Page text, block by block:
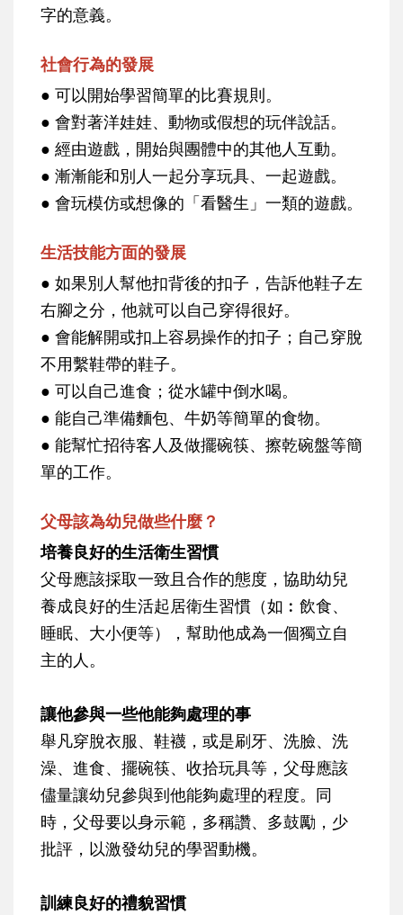
字的意義。
社會行為的發展
● 可以開始學習簡單的比賽規則。
● 會對著洋娃娃、動物或假想的玩伴說話。
● 經由遊戲，開始與團體中的其他人互動。
● 漸漸能和別人一起分享玩具、一起遊戲。
● 會玩模仿或想像的「看醫生」一類的遊戲。
生活技能方面的發展
● 如果別人幫他扣背後的扣子，告訴他鞋子左
右腳之分，他就可以自己穿得很好。
● 會能解開或扣上容易操作的扣子；自己穿脫
不用繫鞋帶的鞋子。
● 可以自己進食；從水罐中倒水喝。
● 能自己準備麵包、牛奶等簡單的食物。
● 能幫忙招待客人及做擺碗筷、擦乾碗盤等簡
單的工作。
父母該為幼兒做些什麼？
培養良好的生活衛生習慣
父母應該採取一致且合作的態度，協助幼兒
養成良好的生活起居衛生習慣（如︰飲食、
睡眠、大小便等），幫助他成為一個獨立自
主的人。
讓他參與一些他能夠處理的事
舉凡穿脫衣服、鞋襪，或是刷牙、洗臉、洗
澡、進食、擺碗筷、收拾玩具等，父母應該
儘量讓幼兒參與到他能夠處理的程度。同
時，父母要以身示範，多稱讚、多鼓勵，少
批評，以激發幼兒的學習動機。
訓練良好的禮貌習慣